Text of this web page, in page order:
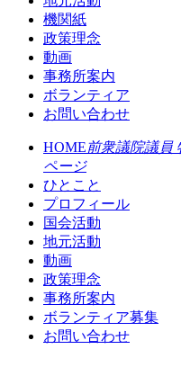
機関紙
政策理念
動画
事務所案内
ボランティア
お問い合わせ
HOME前衆議院議員
ページ
ひとこと
プロフィール
国会活動
地元活動
動画
政策理念
事務所案内
ボランティア募集
お問い合わせ